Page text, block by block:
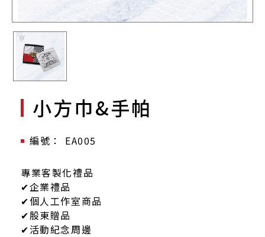
小方巾&手帕
EA005
專業客製化禮品
✔企業禮品
✔個人工作室商品
✔股東贈品
✔活動紀念周邊